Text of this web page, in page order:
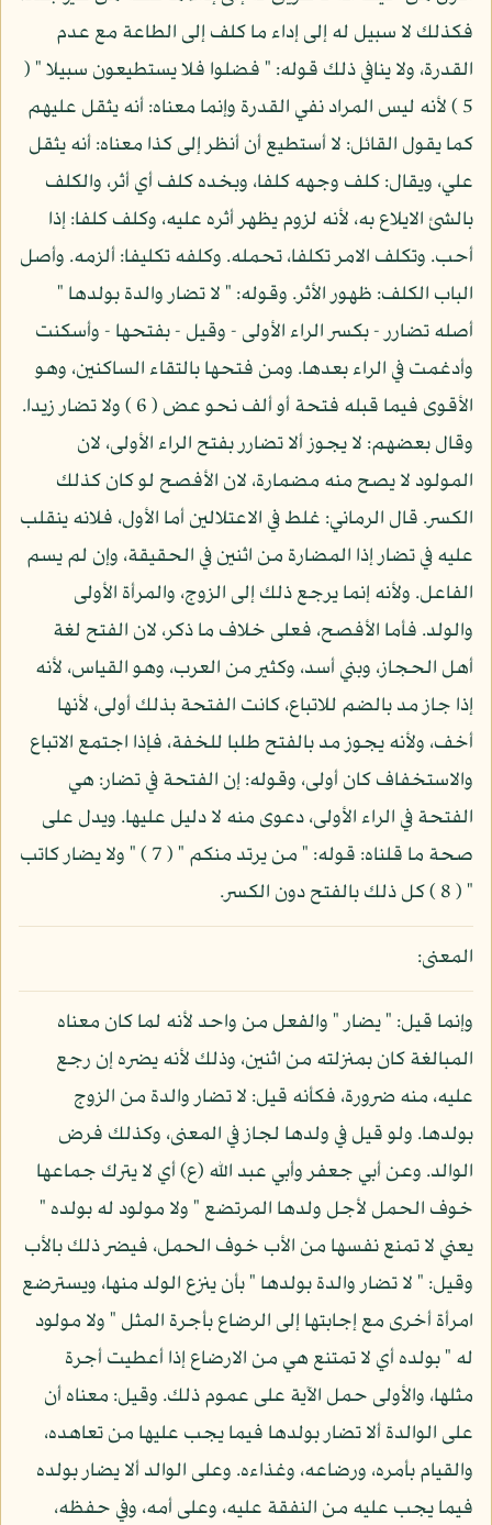
فكذلك لا سبيل له إلى إداء ما كلف إلى الطاعة مع عدم
القدرة، ولا ينافي ذلك قوله: " فضلوا فلا يستطيعون سبيلا " (
5 ) لأنه ليس المراد نفي القدرة وإنما معناه: أنه يثقل عليهم
كما يقول القائل: لا أستطيع أن أنظر إلى كذا معناه: أنه يثقل
علي، ويقال: كلف وجهه كلفا، وبخده كلف أي أثر، والكلف
بالشئ الايلاع به، لأنه لزوم يظهر أثره عليه، وكلف كلفا: إذا
أحب. وتكلف الامر تكلفا، تحمله. وكلفه تكليفا: ألزمه. وأصل
الباب الكلف: ظهور الأثر. وقوله: " لا تضار والدة بولدها "
أصله تضارر - بكسر الراء الأولى - وقيل - بفتحها - وأسكنت
وأدغمت في الراء بعدها. ومن فتحها بالتقاء الساكنين، وهو
الأقوى فيما قبله فتحة أو ألف نحو عض ( 6 ) ولا تضار زيدا.
وقال بعضهم: لا يجوز ألا تضارر بفتح الراء الأولى، لان
المولود لا يصح منه مضمارة، لان الأفصح لو كان كذلك
الكسر. قال الرماني: غلط في الاعتلالين أما الأول، فلانه ينقلب
عليه في تضار إذا المضارة من اثنين في الحقيقة، وإن لم يسم
الفاعل. ولأنه إنما يرجع ذلك إلى الزوج، والمرأة الأولى
والولد. فأما الأفصح، فعلى خلاف ما ذكر، لان الفتح لغة
أهل الحجاز، وبني أسد، وكثير من العرب، وهو القياس، لأنه
إذا جاز مد بالضم للاتباع، كانت الفتحة بذلك أولى، لأنها
أخف، ولأنه يجوز مد بالفتح طلبا للخفة، فإذا اجتمع الاتباع
والاستخفاف كان أولى، وقوله: إن الفتحة في تضار: هي
الفتحة في الراء الأولى، دعوى منه لا دليل عليها. ويدل على
صحة ما قلناه: قوله: " من يرتد منكم " ( 7 ) " ولا يضار كاتب
" ( 8 ) كل ذلك بالفتح دون الكسر.
المعنى:
وإنما قيل: " يضار " والفعل من واحد لأنه لما كان معناه
المبالغة كان بمنزلته من اثنين، وذلك لأنه يضره إن رجع
عليه، منه ضرورة، فكأنه قيل: لا تضار والدة من الزوج
بولدها. ولو قيل في ولدها لجاز في المعنى، وكذلك فرض
الوالد. وعن أبي جعفر وأبي عبد الله (ع) أي لا يترك جماعها
خوف الحمل لأجل ولدها المرتضع " ولا مولود له بولده "
يعني لا تمنع نفسها من الأب خوف الحمل، فيضر ذلك بالأب
وقيل: " لا تضار والدة بولدها " بأن ينزع الولد منها، ويسترضع
امرأة أخرى مع إجابتها إلى الرضاع بأجرة المثل " ولا مولود
له " بولده أي لا تمتنع هي من الارضاع إذا أعطيت أجرة
مثلها، والأولى حمل الآية على عموم ذلك. وقيل: معناه أن
على الوالدة ألا تضار بولدها فيما يجب عليها من تعاهده،
والقيام بأمره، ورضاعه، وغذاءه. وعلى الوالد ألا يضار بولده
فيما يجب عليه من النفقة عليه، وعلى أمه، وفي حفظه،